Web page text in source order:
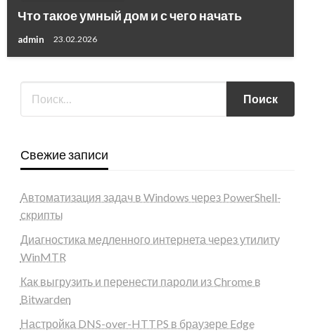
Что такое умный дом и с чего начать
admin 23.02.2026
Свежие записи
Автоматизация задач в Windows через PowerShell-
скрипты
Диагностика медленного интернета через утилиту
WinMTR
Как выгрузить и перенести пароли из Chrome в
Bitwarden
Настройка DNS-over-HTTPS в браузере Edge